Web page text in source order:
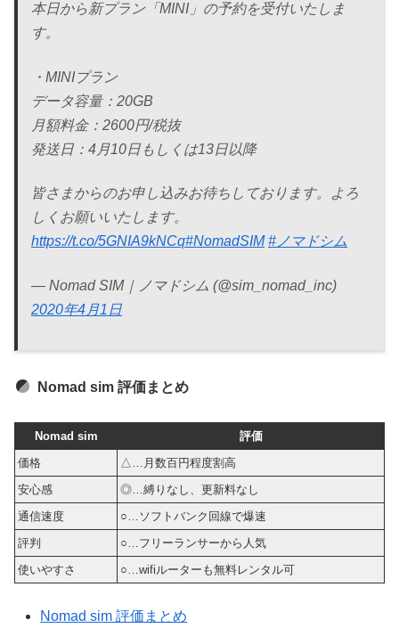
本日から新プラン「MINI」の予約を受付いたしま
す。
・MINIプラン
データ容量：20GB
月額料金：2600円/税抜
発送日：4月10日もしくは13日以降
皆さまからのお申し込みお待ちしております。よろ
しくお願いいたします。
https://t.co/5GNIA9kNCq#NomadSIM #ノマドシム
— Nomad SIM｜ノマドシム (@sim_nomad_inc)
2020年4月1日
Nomad sim 評価まとめ
Nomad sim
評価
価格
△…月数百円程度割高
安心感
◎…縛りなし、更新料なし
通信速度
○…ソフトバンク回線で爆速
評判
○…フリーランサーから人気
使いやすさ
○…wifiルーターも無料レンタル可
Nomad sim 評価まとめ